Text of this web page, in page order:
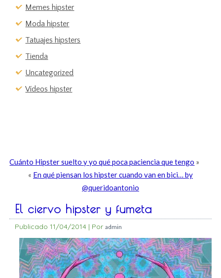
Memes hipster
Moda hipster
Tatuajes hipsters
Tienda
Uncategorized
Vídeos hipster
Cuánto Hipster suelto y yo qué poca paciencia que tengo »
« En qué piensan los hipster cuando van en bici… by
@queridoantonio
El ciervo hipster y fumeta
Publicado 11/04/2014 | Por admin